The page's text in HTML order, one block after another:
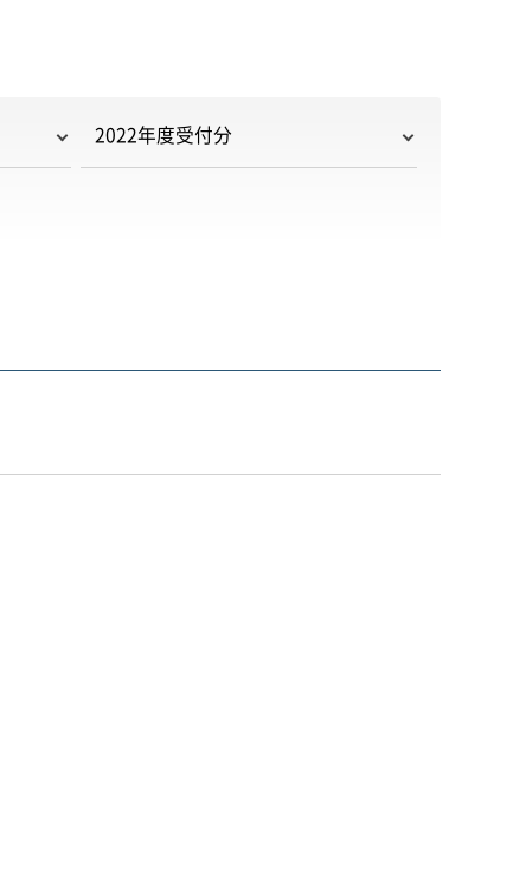
2022年度受付分